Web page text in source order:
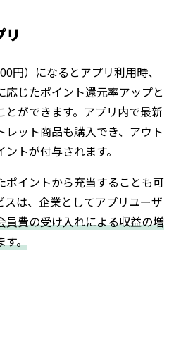
リ
円）になるとアプリ利用時、
じたポイント還元率アップと
とができます。アプリ内で最新
レット商品も購入でき、アウト
トが付与されます。
ポイントから充当することも可
は、企業としてアプリユーザ
員費の受け入れによる収益の増
す。